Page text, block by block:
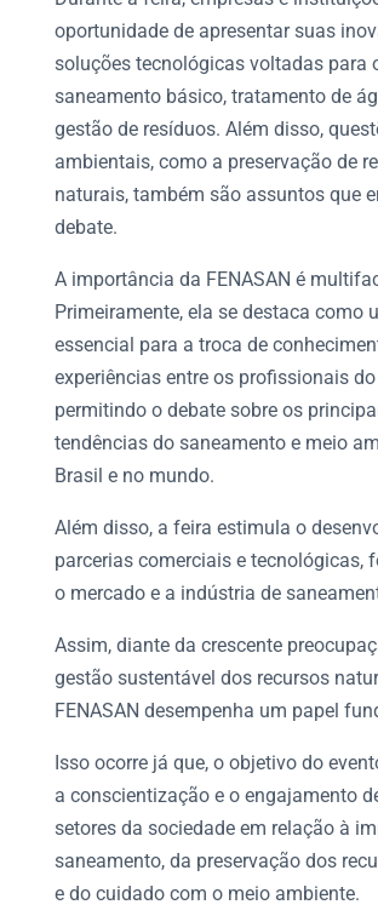
oportunidade de apresentar suas
soluções tecnológicas voltadas para
saneamento básico, tratamento de
gestão de resíduos. Além disso,
ambientais, como a preservação de
naturais, também são assuntos que
debate.
A importância da FENASAN é
Primeiramente, ela se destaca como
essencial para a troca de
experiências entre os profissionais do
permitindo o debate sobre os
tendências do saneamento e meio
Brasil e no mundo.
Além disso, a feira estimula o
parcerias comerciais e tecnológicas,
o mercado e a indústria de
Assim, diante da crescente
gestão sustentável dos recursos
FENASAN desempenha um papel
Isso ocorre já que, o objetivo do
a conscientização e o engajamento
setores da sociedade em relação à
saneamento, da preservação dos
e do cuidado com o meio ambiente.